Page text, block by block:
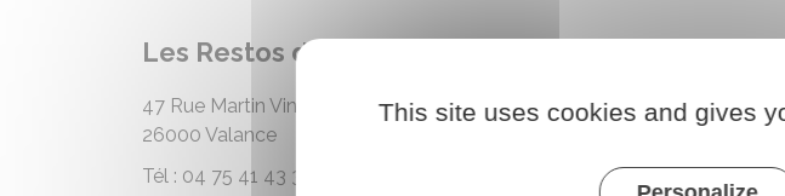
Les Restos du cœur
47 Rue Martin Vinay
26000 Valance
Tél : 04 75 41 43 33
This site uses cookies and gives